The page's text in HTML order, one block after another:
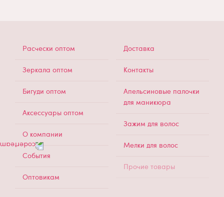
МЕНЮ
ПОДВАЛЕ
Расчески оптом
Зеркала оптом
Бигуди оптом
Аксессуары оптом
О компании
События
Оптовикам
Доставка
Контакты
Апельсиновые палочки
для маникюра
Зажим для волос
Мелки для волос
Прочие товары